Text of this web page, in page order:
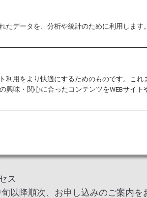
ンバーの達成基準を満たされた方
ス
以降順次、お申し込みのご案内
たデータを、分析や統計のために利用します
利用をより快適にするためのものです。これ
興味・関心に合ったコンテンツをWEBサイト